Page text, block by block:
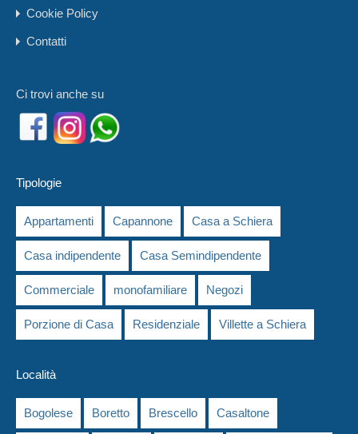
Cookie Policy
Contatti
Ci trovi anche su
Tipologie
Appartamenti Capannone Casa a Schiera
Casa indipendente Casa Semindipendente
Commerciale monofamiliare Negozi
Porzione di Casa Residenziale Villette a Schiera
Località
Bogolese Boretto Brescello Casaltone